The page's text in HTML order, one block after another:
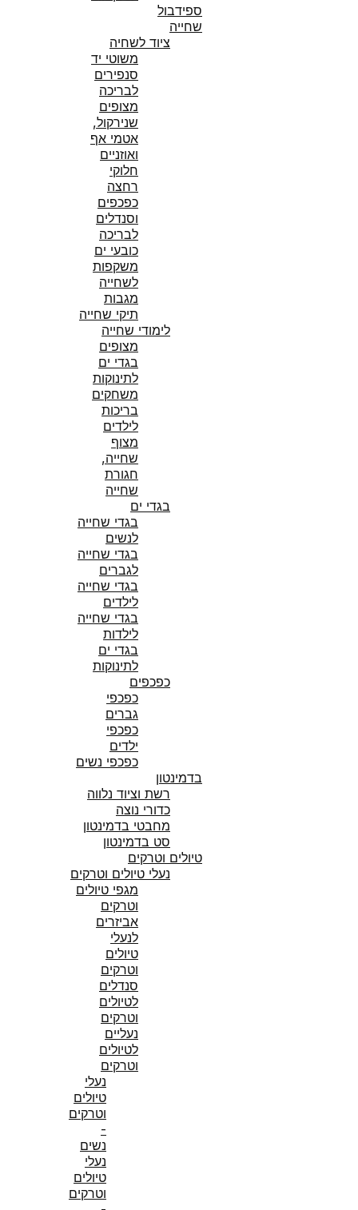
ספידבול
שחייה
ציוד לשחיה
משוטי יד
סנפירים
לבריכה
מצופים
שנירקול,
אטמי אף
ואוזניים
חלוקי
רחצה
כפכפים
וסנדלים
לבריכה
כובעי ים
משקפות
לשחייה
מגבות
תיקי שחייה
לימודי שחייה
מצופים
בגדי ים
לתינוקות
משחקים
בריכות
לילדים
מצוף
שחייה,
חגורת
שחייה
בגדי ים
בגדי שחייה
לנשים
בגדי שחייה
לגברים
בגדי שחייה
לילדים
בגדי שחייה
לילדות
בגדי ים
לתינוקות
כפכפים
כפכפי
גברים
כפכפי
ילדים
כפכפי נשים
בדמינטון
רשת וציוד נלווה
כדורי נוצה
מחבטי בדמינטון
סט בדמינטון
טיולים וטרקים
נעלי טיולים וטרקים
מגפי טיולים
וטרקים
אביזרים
לנעלי
טיולים
וטרקים
סנדלים
לטיולים
וטרקים
נעליים
לטיולים
וטרקים
נעלי
טיולים
וטרקים
-
נשים
נעלי
טיולים
וטרקים